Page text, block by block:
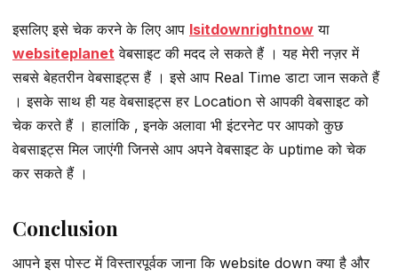
इसलिए इसे चेक करने के लिए आप Isitdownrightnow या
websiteplanet वेबसाइट की मदद ले सकते हैं । यह मेरी नज़र में
सबसे बेहतरीन वेबसाइट्स हैं । इसे आप Real Time डाटा जान सकते हैं
। इसके साथ ही यह वेबसाइट्स हर Location से आपकी वेबसाइट को
चेक करते हैं । हालांकि , इनके अलावा भी इंटरनेट पर आपको कुछ
वेबसाइट्स मिल जाएंगी जिनसे आप अपने वेबसाइट के uptime को चेक
कर सकते हैं ।
Conclusion
आपने इस पोस्ट में विस्तारपूर्वक जाना कि website down क्या है और